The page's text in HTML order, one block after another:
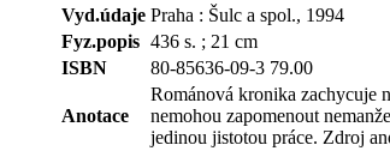
Vyd.údaje Praha : Šulc a spol., 1994
Fyz.popis 436 s. ; 21 cm
ISBN
80-85636-09-3 79.00
Anotace
Románová kronika zachycuje
nemohou zapomenout
jedinou jistotou práce. Zdroj